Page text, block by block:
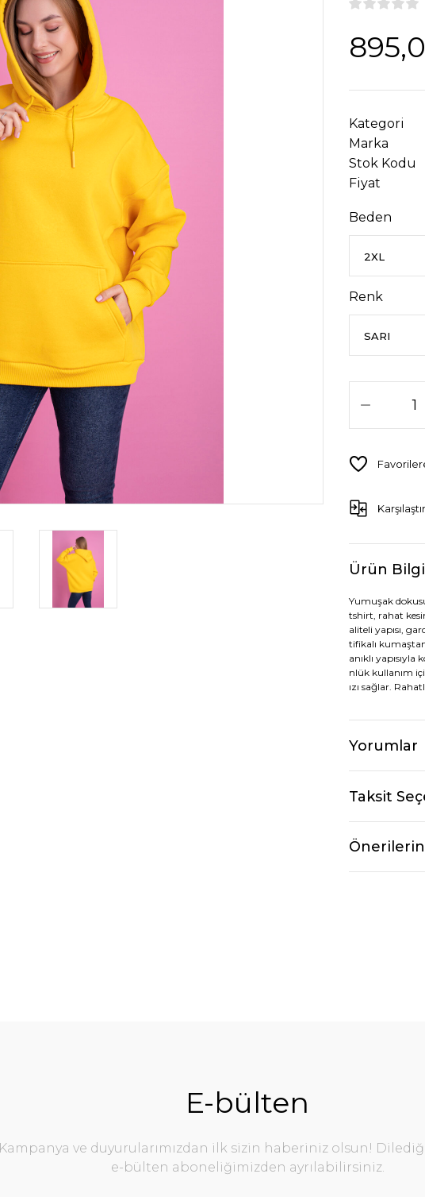
Kategori
Marka
Stok Kodu
Fiyat
Beden
Renk
Karşılaştır
Ürün
Yumuşak
tshirt, rahat
aliteli yapısı,
tifikalı
anıklı
nlük kullanım
ızı sağlar.
Yorumlar
Taksit
E-bülten
Kampanya ve duyurularımızdan ilk sizin haberiniz olsun!
e-bülten aboneliğimizden ayrılabilirsiniz.